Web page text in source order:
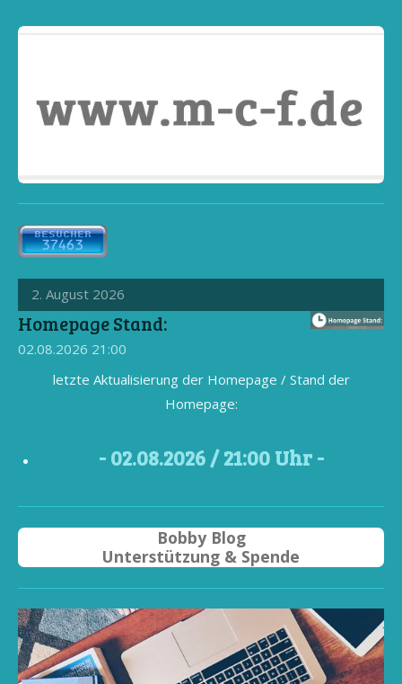
2. August 2026
Homepage Stand:
02.08.2026 21:00
letzte Aktualisierung der Homepage / Stand der
Homepage:
- 02.08.2026 / 21:00 Uhr -
Bobby Blog
Unterstützung & Spende